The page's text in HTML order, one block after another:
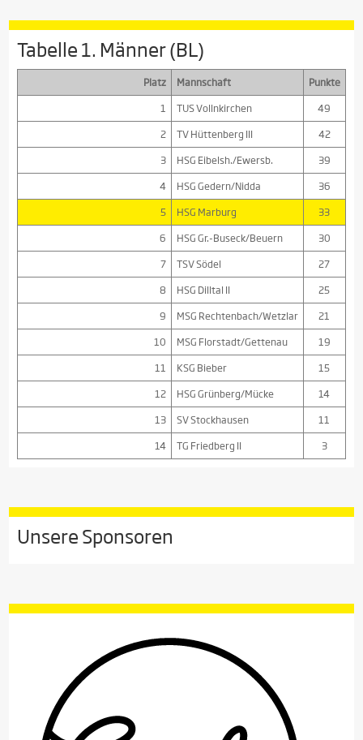
Tabelle 1. Männer (BL)
Platz Mannschaft
Punkte
1
TUS Vollnkirchen
49
2
TV Hüttenberg III
42
3
HSG Eibelsh./Ewersb.
39
4
HSG Gedern/Nidda
36
5
HSG Marburg
33
6
HSG Gr.-Buseck/Beuern
30
7
TSV Södel
27
8
HSG Dilltal II
25
9
MSG Rechtenbach/Wetzlar
21
10
MSG Florstadt/Gettenau
19
11
KSG Bieber
15
12
HSG Grünberg/Mücke
14
13
SV Stockhausen
11
14
TG Friedberg II 3
Unsere Sponsoren